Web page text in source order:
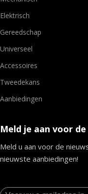
Elektrisch
Gereedschap
Universeel
Accessoires
Tweedekans
Aanbiedingen
Meld je aan voor
Meld u aan voor de
nieuwste aanbiedingen!